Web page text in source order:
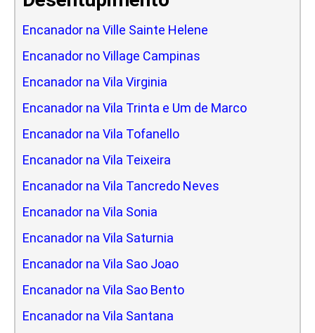
Encanador na Ville Sainte Helene
Encanador no Village Campinas
Encanador na Vila Virginia
Encanador na Vila Trinta e Um de Marco
Encanador na Vila Tofanello
Encanador na Vila Teixeira
Encanador na Vila Tancredo Neves
Encanador na Vila Sonia
Encanador na Vila Saturnia
Encanador na Vila Sao Joao
Encanador na Vila Sao Bento
Encanador na Vila Santana